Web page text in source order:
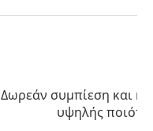
Δωρεάν συμπίεση και
υψηλής